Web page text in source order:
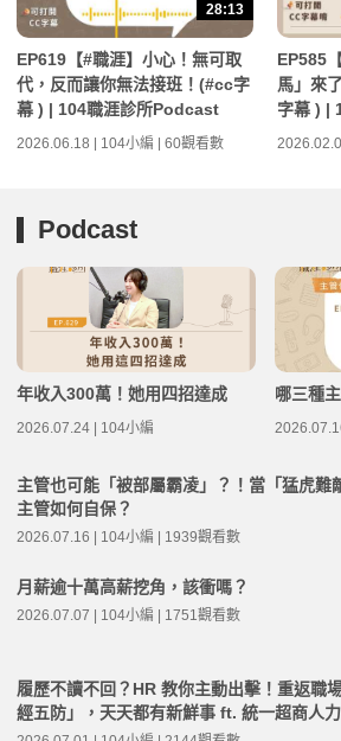
28:13
EP619【#職涯】小心！無可取
代，反而讓你無法接班！(#cc字
幕 ) | 104職涯診所Podcast
2026.06.18 | 104小編 | 60觀看數
EP585
馬」來
字幕 ) |
Podcast
年收入300萬！她用四招達成
2026.07.24 | 104小編
哪三種
主管也可能「被部屬霸凌」？！當「猛虎難
主管如何自保？
2026.07.16 | 104小編 | 1939觀看數
月薪逾十萬高薪挖角，該衝嗎？
2026.07.07 | 104小編 | 1751觀看數
履歷不讀不回？HR 教你主動出擊！重返職
經五防」，天天都有新鮮事 ft. 統一超商人
理 林宸碩 | 高年級不打烊 x 用 AI 點亮第二